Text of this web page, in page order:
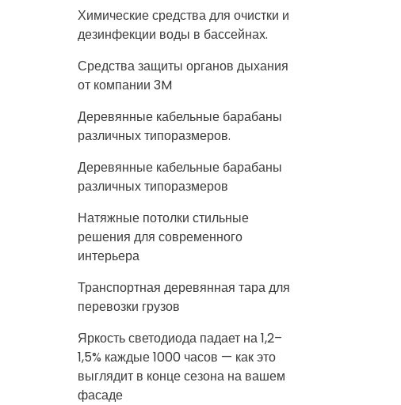
Химические средства для очистки и
дезинфекции воды в бассейнах.
Средства защиты органов дыхания
от компании 3M
Деревянные кабельные барабаны
различных типоразмеров.
Деревянные кабельные барабаны
различных типоразмеров
Натяжные потолки стильные
решения для современного
интерьера
Транспортная деревянная тара для
перевозки грузов
Яркость светодиода падает на 1,2–
1,5% каждые 1000 часов — как это
выглядит в конце сезона на вашем
фасаде